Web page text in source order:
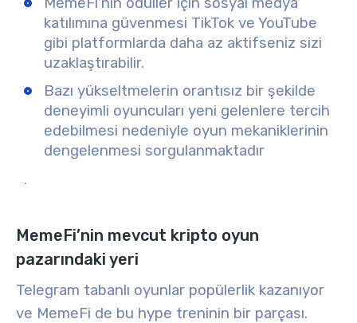
katılımına güvenmesi TikTok ve YouTube
gibi platformlarda daha az aktifseniz sizi
uzaklaştırabilir.
Bazı yükseltmelerin orantısız bir şekilde
deneyimli oyuncuları yeni gelenlere tercih
edebilmesi nedeniyle oyun mekaniklerinin
dengelenmesi sorgulanmaktadır
.
MemeFi’nin mevcut kripto oyun
pazarındaki yeri
Telegram tabanlı oyunlar popülerlik kazanıyor
ve MemeFi de bu hype treninin bir parçası.